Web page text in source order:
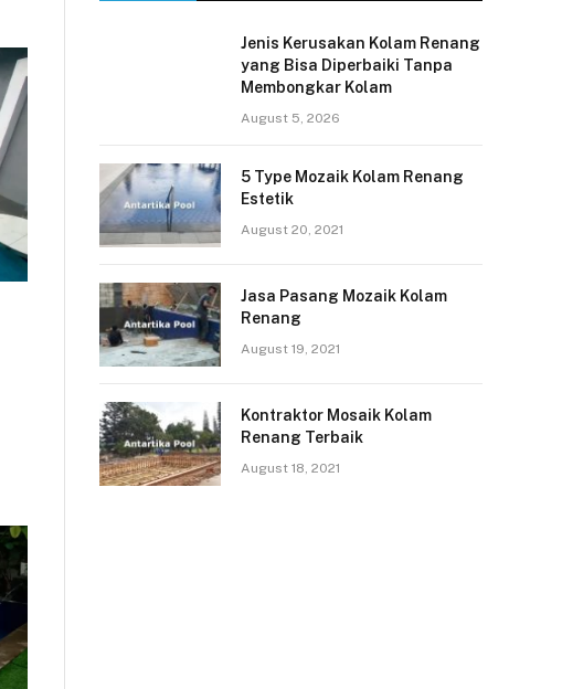
Jenis Kerusakan Kolam Renang
yang Bisa Diperbaiki Tanpa
Membongkar Kolam
August 5, 2026
5 Type Mozaik Kolam Renang
Estetik
August 20, 2021
Jasa Pasang Mozaik Kolam
Renang
August 19, 2021
Kontraktor Mosaik Kolam
Renang Terbaik
August 18, 2021